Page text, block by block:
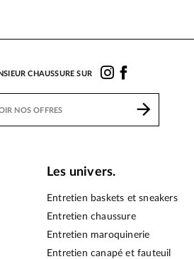
CHAUSSURE SUR
Les univers.
Entretien baskets et sneakers
Entretien chaussure
Entretien maroquinerie
Entretien canapé et fauteuil